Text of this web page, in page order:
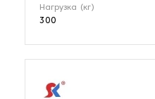
Нагрузка (кг)
300